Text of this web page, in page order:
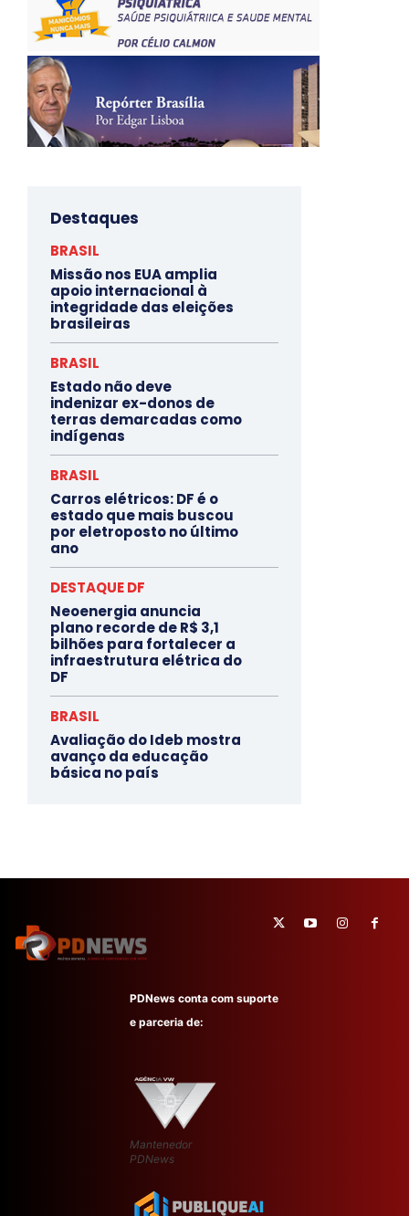
Destaques
BRASIL
Missão nos EUA amplia
apoio internacional à
integridade das eleições
brasileiras
BRASIL
Estado não deve
indenizar ex-donos de
terras demarcadas como
indígenas
BRASIL
Carros elétricos: DF é o
estado que mais buscou
por eletroposto no último
ano
DESTAQUE DF
Neoenergia anuncia
plano recorde de R$ 3,1
bilhões para fortalecer a
infraestrutura elétrica do
DF
BRASIL
Avaliação do Ideb mostra
avanço da educação
básica no país
PDNews conta com suporte
e parceria de:
Mantenedor
PDNews